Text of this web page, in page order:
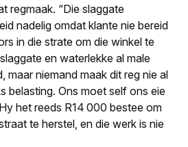
regmaak. “Die slaggate
nadelig omdat klante nie bereid
in die strate om die winkel te
en waterlekke al male
maar niemand maak dit reg nie al
belasting. Ons moet self ons eie
het reeds R14 000 bestee om
te herstel, en die werk is nie